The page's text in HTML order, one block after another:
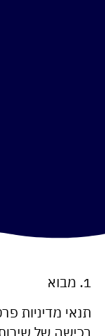
1. מבוא
תנאי מדיניות
רכישה של